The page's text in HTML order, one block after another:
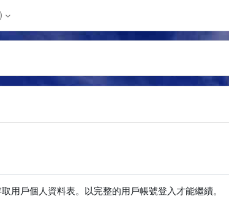
用戶個人資料表。以完整的用戶帳號登入才能繼續。